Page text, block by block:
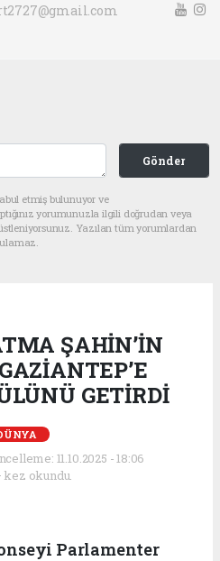
Gönder
etmiş bulunuyor ve
yorumunuzla ilgili doğrudan veya
Yazılan tüm yorumlardan
ŞAHİN’İN
GETİRDİ
11.10.2025 - 18:06
kez okundu.
Parlamenter